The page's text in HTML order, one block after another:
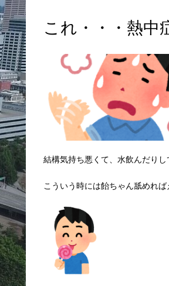
これ ・・・ 熱中
結構気持ち悪くて、水飲んだり
こういう時には飴ちゃん舐めれ